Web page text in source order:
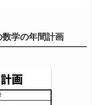
学の年間計画